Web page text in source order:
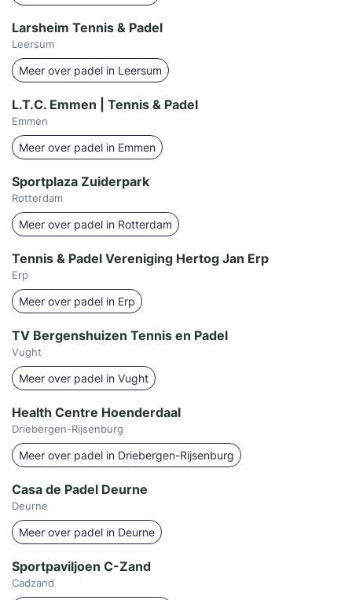
Larsheim Tennis & Padel
Leersum
Meer over padel in Leersum
L.T.C. Emmen | Tennis & Padel
Emmen
Meer over padel in Emmen
Sportplaza Zuiderpark
Rotterdam
Meer over padel in Rotterdam
Tennis & Padel Vereniging Hertog Jan Erp
Erp
Meer over padel in Erp
TV Bergenshuizen Tennis en Padel
Vught
Meer over padel in Vught
Health Centre Hoenderdaal
Driebergen-Rijsenburg
Meer over padel in Driebergen-Rijsenburg
Casa de Padel Deurne
Deurne
Meer over padel in Deurne
Sportpaviljoen C-Zand
Cadzand